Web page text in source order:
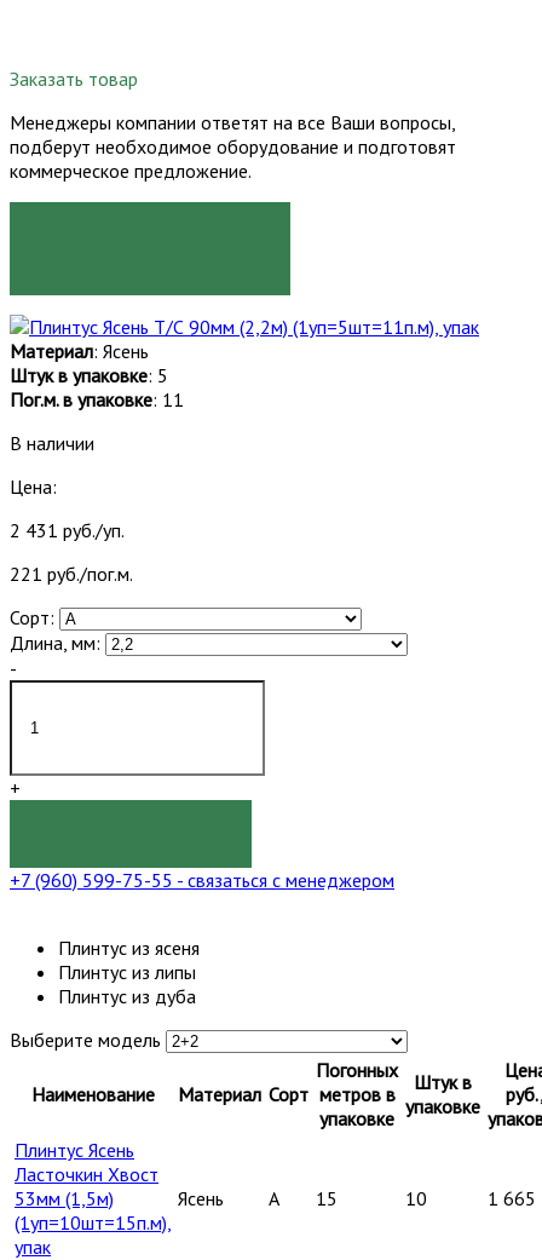
Заказать товар
Менеджеры компании ответят на все Ваши вопросы,
подберут необходимое оборудование и подготовят
коммерческое предложение.
Материал: Ясень
Штук в упаковке: 5
Пог.м. в упаковке: 11
В наличии
Цена:
2 431 руб./уп.
221 руб./пог.м.
Сорт:
Длина, мм:
-
+
+7 (960) 599-75-55 - связаться с менеджером
Плинтус из ясеня
Плинтус из липы
Плинтус из дуба
Выберите модель
Наименование Материал Сорт
Погонных
метров в
упаковке
Штук в
упаковке
Плинтус Ясень
Ласточкин Хвост
53мм (1,5м)
(1уп=10шт=15п.м),
упак
Ясень A 15 10 1 665